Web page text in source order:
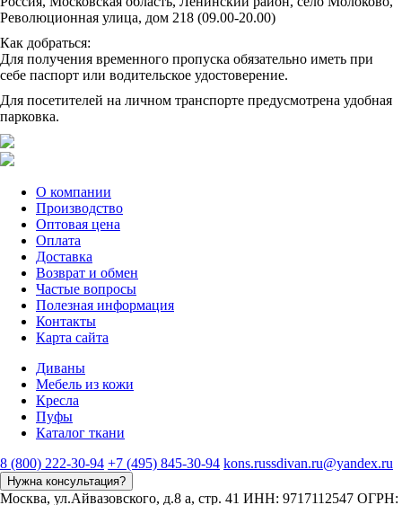
Революционная улица, дом 218 (09.00-20.00)
Как добраться:
Для получения временного пропуска обязательно иметь при
себе паспорт или водительское удостоверение.
Для посетителей на личном транспорте предусмотрена удобная
парковка.
О компании
Производство
Оптовая цена
Оплата
Доставка
Возврат и обмен
Частые вопросы
Полезная информация
Контакты
Карта сайта
Диваны
Мебель из кожи
Кресла
Пуфы
Каталог ткани
8 (800) 222-30-94 +7 (495) 845-30-94 kons.russdivan.ru@yandex.ru
Нужна консультация?
Москва, ул.Айвазовского, д.8 а, стр. 41 ИНН: 9717112547 ОГРН: